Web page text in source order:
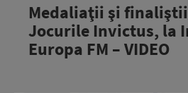
Medaliaţii şi
Jocurile Invictus, la
Europa FM – VIDEO